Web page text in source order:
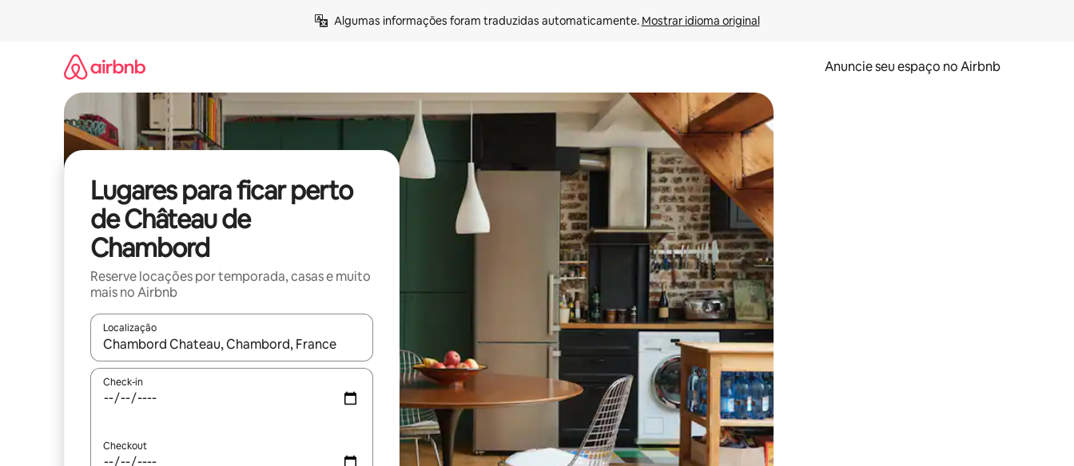
Algumas informações foram traduzidas automaticamente. Mostrar idioma original
Anuncie seu espaço no Airbnb
Lugares para ficar perto
de Château de
Chambord
Reserve locações por temporada, casas e muito
mais no Airbnb
Localização
Quando os resultados estiverem disponíveis, explore-os usando as seta para cima e para baixo do teclado ou tocando e deslizando o dedo na tela.
Check-in
Checkout